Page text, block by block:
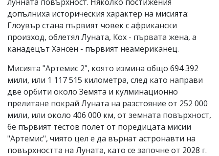
допълниха историческия характер на мисията:
Глоувър стана първият човек с африкански
произход, облетял Луната, Кох - първата жена, а
канадецът Хансен - първият неамериканец.
Мисията "Артемис 2", която измина общо 694 392
мили, или 1 117 515 километра, след като направи
две орбити около Земята и кулминационно
прелитане покрай Луната на разстояние от 252 000
мили, или oколо 406 000 км, от земната повърхност,
бе първият тестов полет от поредицата мисии
"Артемис", чиято цел е да върнат астронавти на
повърхността на Луната, като се започне от 2028 г.